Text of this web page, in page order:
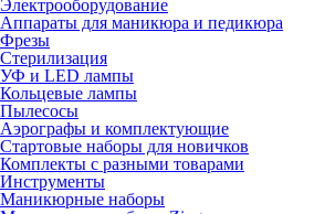
Электро­оборудование
Аппараты для маникюра и педикюра
Фрезы
Стерилизация
УФ и LED лампы
Кольцевые лампы
Пылесосы
Аэрографы и комплектующие
Стартовые наборы для новичков
Комплекты с разными товарами
Инструменты
Маникюрные наборы